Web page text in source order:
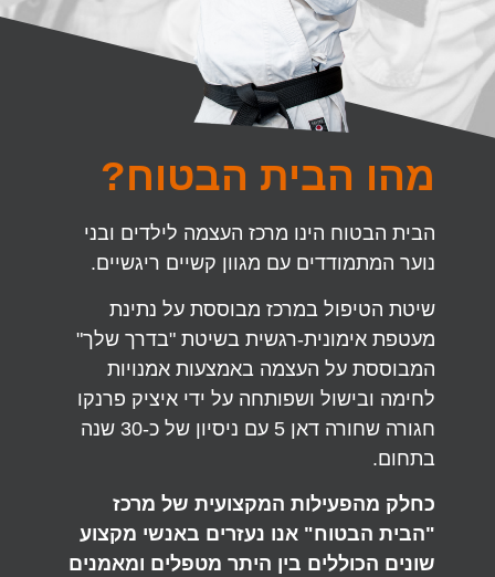
מהו הבית הבטוח?
הבית הבטוח הינו מרכז העצמה לילדים ובני
נוער המתמודדים עם מגוון קשיים ריגשיים.
שיטת הטיפול במרכז מבוססת על נתינת
מעטפת אימונית-רגשית בשיטת "בדרך שלך"
המבוססת על העצמה באמצעות אמנויות
לחימה ובישול ושפותחה על ידי איציק פרנקו
חגורה שחורה דאן 5 עם ניסיון של כ-30 שנה
בתחום.
כחלק מהפעילות המקצועית של מרכז
"הבית הבטוח" אנו נעזרים באנשי מקצוע
שונים הכוללים בין היתר מטפלים ומאמנים